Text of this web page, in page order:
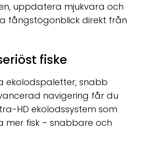
uppdatera mjukvara och
fångstögonblick direkt från
fiske
ekolodspaletter, snabb
navigering får du
HD ekolodssystem som
mer fisk – snabbare och